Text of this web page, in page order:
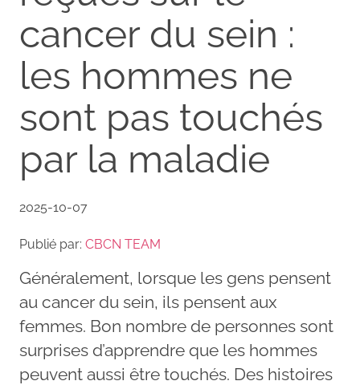
cancer du sein :
les hommes ne
sont pas touchés
par la maladie
2025-10-07
Publié par: CBCN TEAM
Généralement, lorsque les gens pensent
au cancer du sein, ils pensent aux
femmes. Bon nombre de personnes sont
surprises d’apprendre que les hommes
peuvent aussi être touchés. Des histoires